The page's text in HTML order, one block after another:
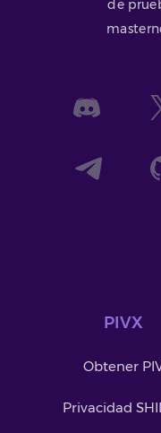
de
PIVX
Obtener
Privacidad